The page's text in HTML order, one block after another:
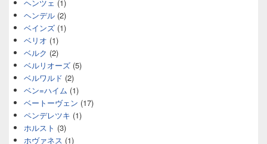
ヘンツェ (1)
ヘンデル (2)
ベインズ (1)
ベリオ (1)
ベルク (2)
ベルリオーズ (5)
ベルワルド (2)
ベン=ハイム (1)
ベートーヴェン (17)
ペンデレツキ (1)
ホルスト (3)
ホヴァネス (1)